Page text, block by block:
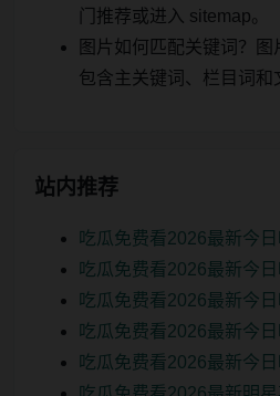
门推荐或进入 sitemap。
图片如何匹配关键词？
包含主关键词、栏目词和
站内推荐
吃瓜免费看2026最新今
吃瓜免费看2026最新今
吃瓜免费看2026最新今
吃瓜免费看2026最新今
吃瓜免费看2026最新今